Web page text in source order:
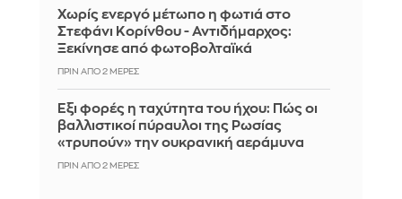
Χωρίς ενεργό μέτωπο η φωτιά στο
Στεφάνι Κορίνθου - Αντιδήμαρχος:
Ξεκίνησε από φωτοβολταϊκά
ΠΡΙΝ ΑΠΌ 2 ΜΈΡΕΣ
Έξι φορές η ταχύτητα του ήχου: Πώς οι
βαλλιστικοί πύραυλοι της Ρωσίας
«τρυπούν» την ουκρανική αεράμυνα
ΠΡΙΝ ΑΠΌ 2 ΜΈΡΕΣ